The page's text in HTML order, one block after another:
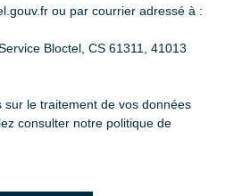
ou par courrier adressé à :
Bloctel, CS 61311, 41013
sur le traitement de vos données
consulter notre politique de